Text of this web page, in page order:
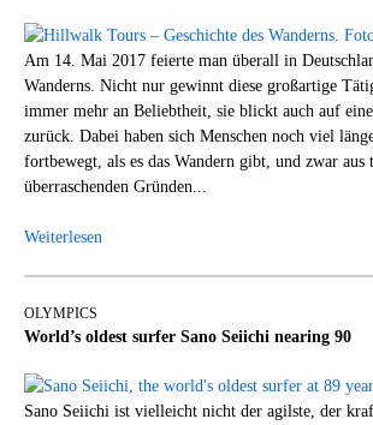
Am 14. Mai 2017 feierte man überall in
Wanderns. Nicht nur gewinnt diese großartige
immer mehr an Beliebtheit, sie blickt auch auf
zurück. Dabei haben sich Menschen noch viel
fortbewegt, als es das Wandern gibt, und zwar aus
überraschenden Gründen...
Weiterlesen
OLYMPICS
World’s oldest surfer Sano Seiichi nearing 90
Sano Seiichi ist vielleicht nicht der agilste, der